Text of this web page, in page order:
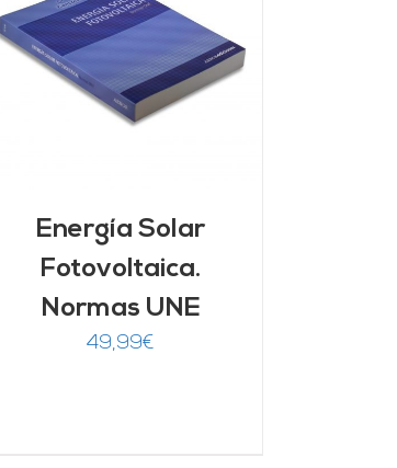
Energía Solar
Fotovoltaica.
Normas UNE
49,99€